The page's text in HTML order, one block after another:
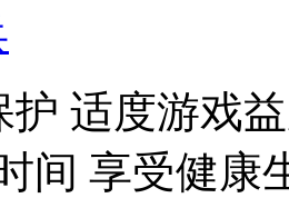
护 适度游戏
间 享受健康